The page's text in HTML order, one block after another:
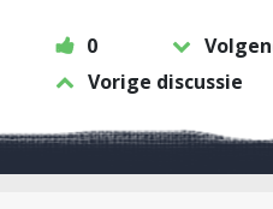
0
Vorige discussie